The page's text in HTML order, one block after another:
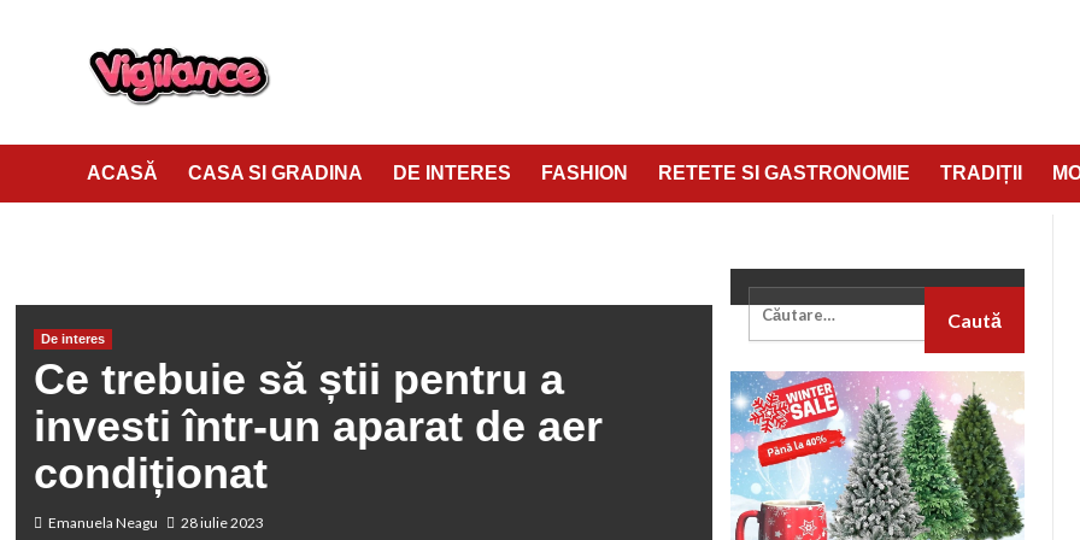
ACASĂ CASA SI GRADINA DE INTERES FASHION RETETE SI GASTRONOMIE TRADIȚII
De interes
Ce trebuie să știi pentru a
investi într-un aparat de aer
condiționat
Emanuela Neagu 28 iulie 2023